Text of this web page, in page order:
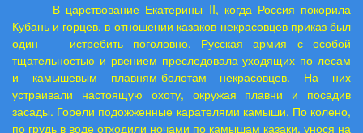
В царствование Екатерины II, когда Россия покорила
Кубань и горцев, в отношении казаков-некрасовцев приказ был
один — истребить поголовно. Русская армия с особой
тщательностью и рвением преследовала уходящих по лесам
и камышевым плавням-болотам некрасовцев. На них
устраивали настоящую охоту, окружая плавни и посадив
засады. Горели подожженные карателями камыши. По колено,
по грудь в воде отходили ночами по камышам казаки, унося на